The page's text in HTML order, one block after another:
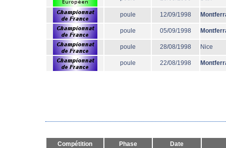
poule 12/09/1998
poule 05/09/1998
poule 28/08/1998 Nice
poule 22/08/1998
Compétition Phase Date